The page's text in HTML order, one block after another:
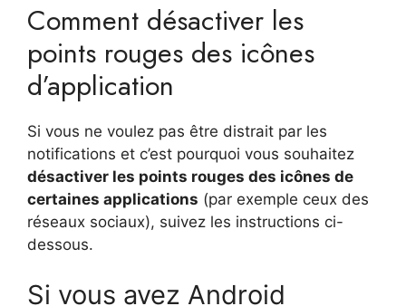
Comment désactiver les
points rouges des icônes
d’application
Si vous ne voulez pas être distrait par les
notifications et c’est pourquoi vous souhaitez
désactiver les points rouges des icônes de
certaines applications (par exemple ceux des
réseaux sociaux), suivez les instructions ci-
dessous.
Si vous avez Android